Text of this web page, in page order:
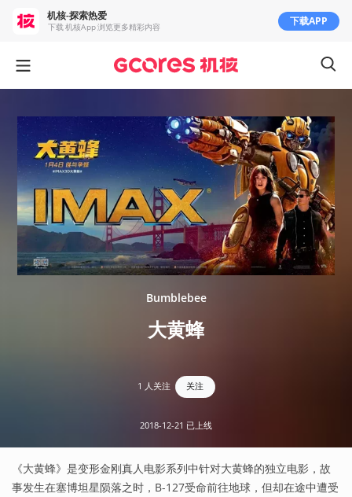
Bumblebee
大黄蜂
1 人关注 关注
2018-12-21 已上线
《大黄蜂》是变形金刚真人电影系列中针对大黄蜂的独立电影，故
事发生在塞博坦星陨落之时，B-127受命前往地球，但却在途中遭受
机核-探索热爱
下载 机核App 浏览更多精彩内容 下载APP